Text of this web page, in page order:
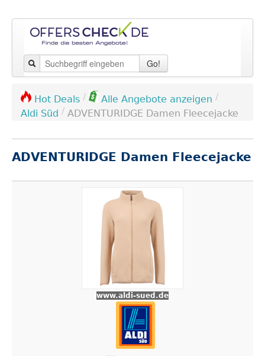
Go!
Hot Deals / Alle Angebote anzeigen /
Aldi Süd / ADVENTURIDGE Damen Fleecejacke
ADVENTURIDGE Damen Fleecejacke
www.aldi-sued.de